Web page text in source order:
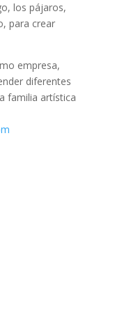
los pájaros,
para crear
empresa,
diferentes
familia artística